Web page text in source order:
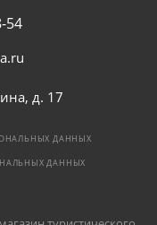
54
д. 17
ДАННЫХ
ДАННЫХ